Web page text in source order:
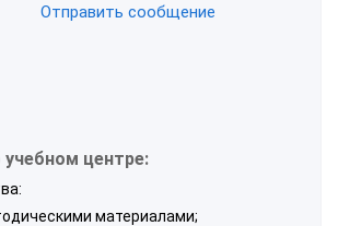
Отправить сообщение
центре:
материалами;